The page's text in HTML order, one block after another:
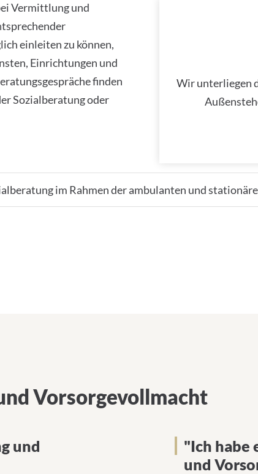
Vermittlung und
einleiten zu können,
Einrichtungen und
finden
Sozialberatung oder
Wir unterliegen
im Rahmen der ambulanten und
Vorsorgevollmacht
und
"Ich habe
und